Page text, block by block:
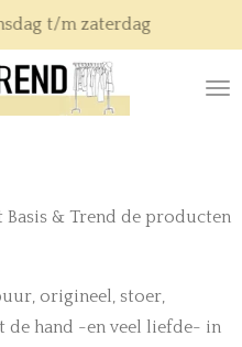
t/m zaterdag
Basis & Trend de producten
origineel, stoer,
hand -en veel liefde- in